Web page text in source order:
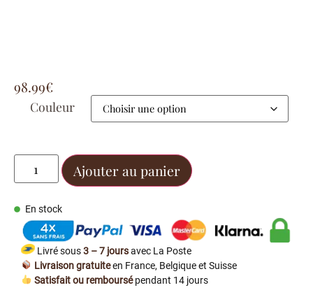
98.99€
Couleur
Ajouter au panier
En stock
Livré sous3 – 7 joursavec La Poste
Livraison gratuiteen France, Belgique et Suisse
Satisfait ou remboursépendant 14 jours